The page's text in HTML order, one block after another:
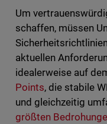
Um
schaffen, müssen
aktuellen
idealerweise auf
Points, die stabile
und gleichzeitig
größten